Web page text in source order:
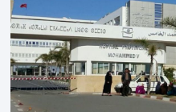
مستوى له منذ 18 يونيو الماضي، فيما ارتفعت العقود